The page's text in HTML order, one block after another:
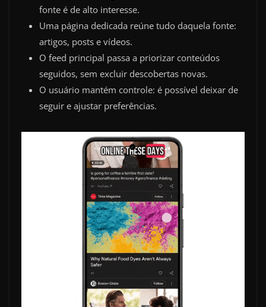
fonte é de alto interesse.
Uma página dedicada reúne tudo daquela fonte:
artigos, posts e vídeos.
O feed principal passa a priorizar conteúdos
seguidos, sem excluir descobertas novas.
O usuário mantém controle: é possível deixar de
seguir e ajustar preferências.